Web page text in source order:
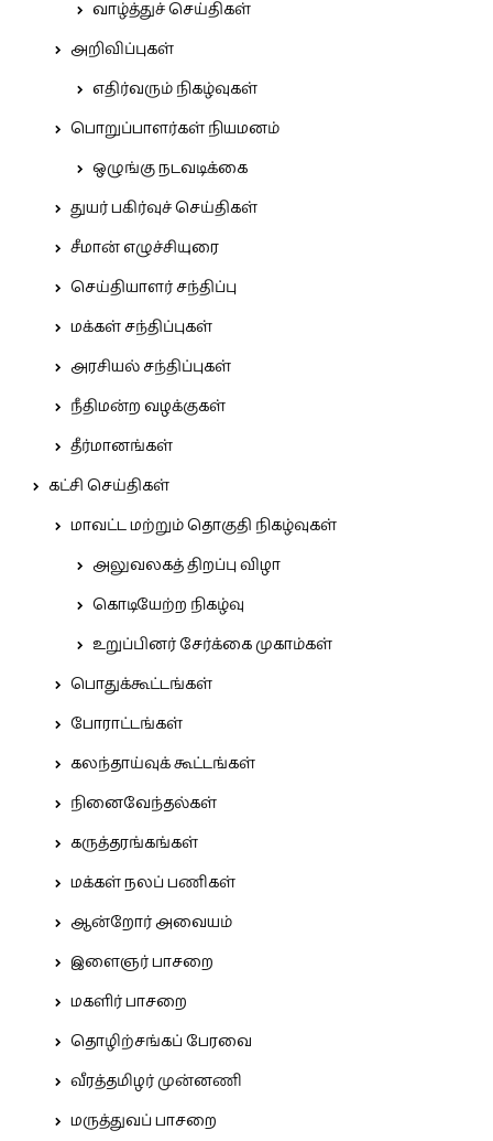
வாழ்த்துச் செய்திகள்
அறிவிப்புகள்
எதிர்வரும் நிகழ்வுகள்
பொறுப்பாளர்கள் நியமனம்
ஒழுங்கு நடவடிக்கை
துயர் பகிர்வுச் செய்திகள்
சீமான் எழுச்சியுரை
செய்தியாளர் சந்திப்பு
மக்கள் சந்திப்புகள்
அரசியல் சந்திப்புகள்
நீதிமன்ற வழக்குகள்
தீர்மானங்கள்
கட்சி செய்திகள்
மாவட்ட மற்றும் தொகுதி நிகழ்வுகள்
அலுவலகத் திறப்பு விழா
கொடியேற்ற நிகழ்வு
உறுப்பினர் சேர்க்கை முகாம்கள்
பொதுக்கூட்டங்கள்
போராட்டங்கள்
கலந்தாய்வுக் கூட்டங்கள்
நினைவேந்தல்கள்
கருத்தரங்கங்கள்
மக்கள் நலப் பணிகள்
ஆன்றோர் அவையம்
இளைஞர் பாசறை
மகளிர் பாசறை
தொழிற்சங்கப் பேரவை
வீரத்தமிழர் முன்னணி
மருத்துவப் பாசறை